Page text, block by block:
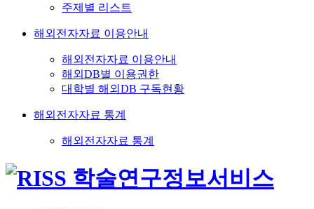
주제별 리스트
해외전자자료 이용안내
해외전자자료 이용안내
해외DB별 이용권한
대학별 해외DB 구독현황
해외전자자료 통계
해외전자자료 통계